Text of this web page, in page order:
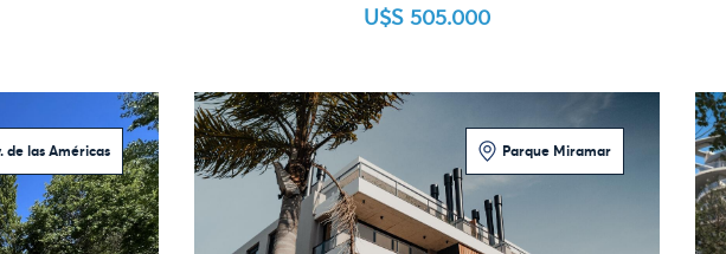
U$S 505.000
de las Américas Parque Miramar
1 Dormitorio